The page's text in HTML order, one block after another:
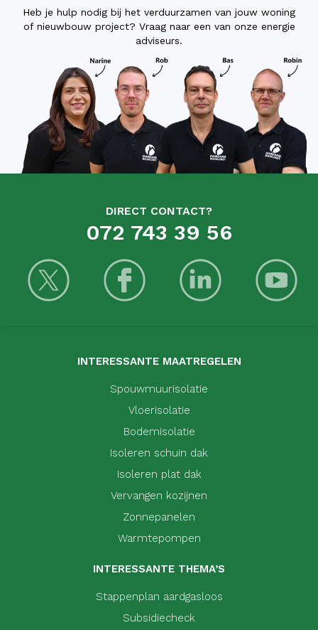
Heb je hulp nodig bij het verduurzamen van jouw woning
of nieuwbouw project? Vraag naar een van onze energie
adviseurs.
DIRECT CONTACT?
072 743 39 56
INTERESSANTE MAATREGELEN
Spouwmuurisolatie
Vloerisolatie
Bodemisolatie
Isoleren schuin dak
Isoleren plat dak
Vervangen kozijnen
Zonnepanelen
Warmtepompen
INTERESSANTE THEMA’S
Stappenplan aardgasloos
Subsidiecheck